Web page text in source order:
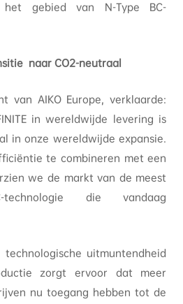
gebied van N-Type BC-
naar CO2-neutraal
van AIKO Europe, verklaarde:
in wereldwijde levering is
in onze wereldwijde expansie.
te combineren met een
we de markt van de meest
technologie die vandaag
technologische uitmuntendheid
zorgt ervoor dat meer
nu toegang hebben tot de